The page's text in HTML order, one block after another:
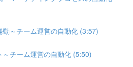
動～チーム運営の自動化 (3:57)
～チーム運営の自動化 (5:50)